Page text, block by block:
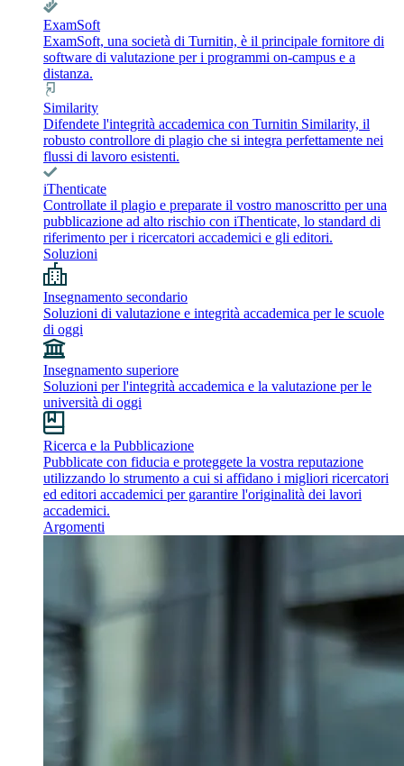
ExamSoft
ExamSoft, una società di Turnitin, è il principale fornitore di
software di valutazione per i programmi on-campus e a
distanza.
Similarity
Difendete l'integrità accademica con Turnitin Similarity, il
robusto controllore di plagio che si integra perfettamente nei
flussi di lavoro esistenti.
iThenticate
Controllate il plagio e preparate il vostro manoscritto per una
pubblicazione ad alto rischio con iThenticate, lo standard di
riferimento per i ricercatori accademici e gli editori.
Soluzioni
Insegnamento secondario
Soluzioni di valutazione e integrità accademica per le scuole
di oggi
Insegnamento superiore
Soluzioni per l'integrità accademica e la valutazione per le
università di oggi
Ricerca e la Pubblicazione
Pubblicate con fiducia e proteggete la vostra reputazione
utilizzando lo strumento a cui si affidano i migliori ricercatori
ed editori accademici per garantire l'originalità dei lavori
accademici.
Argomenti